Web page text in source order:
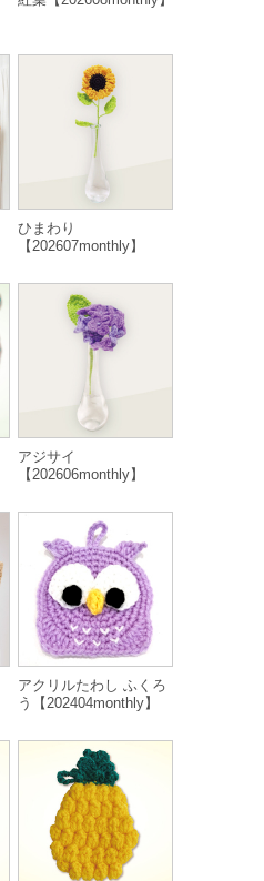
ひまわり
【202607monthly】
アジサイ
【202606monthly】
アクリルたわし ふくろ
う【202404monthly】